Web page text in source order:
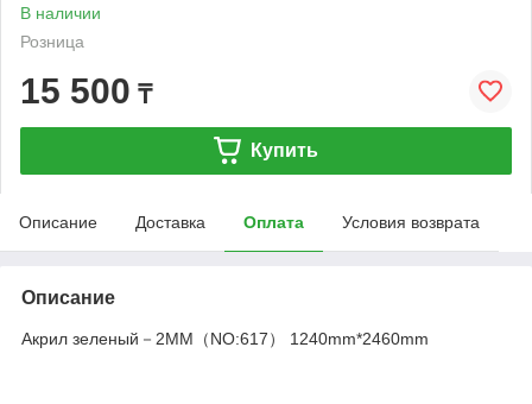
В наличии
Розница
15 500 ₸
Купить
Описание Доставка Оплата Условия возврата
Описание
Акрил зеленый－2MM（NO:617） 1240mm*2460mm